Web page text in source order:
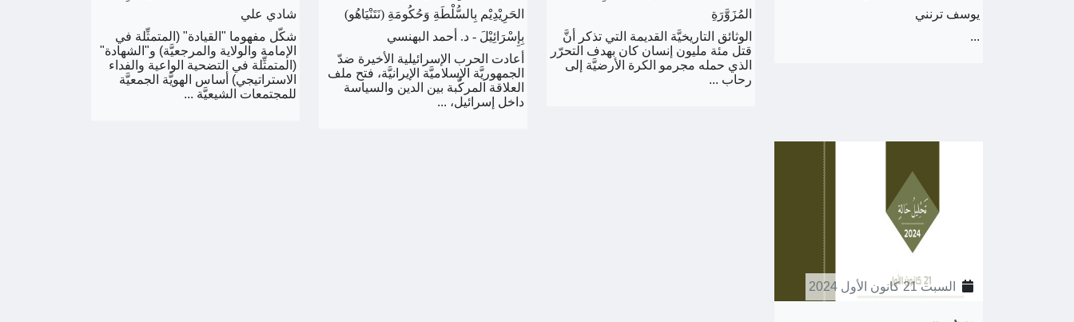
يوسف ترنني
...
المُزَوَّرَةِ
الوثائق التاريخيَّة القديمة التي تذكر أنَّ
قتل مئة مليون إنسان كان بهدف التحرّر
الذي حمله مجرمو الكرة الأرضيَّة إلى
رحاب ...
الحَرِيْدِيْم بِالسُّلْطَةِ وَحُكُومَةِ (نَتَنْيَاهُو)
بِإِسْرَائِيْلَ - د. أحمد البهنسي
أعادت الحرب الإسرائيلية الأخيرة ضدّ
الجمهوريَّة الإسلاميَّة الإيرانيَّة، فتح ملف
العلاقة المركَّبة بين الدين والسياسة
داخل إسرائيل، ...
شادي علي
شكّل مفهوما "القيادة" (المتمثِّلة في
الإمامة والولاية والمرجعيَّة) و"الشهادة"
(المتمثِّلة في التضحية الواعية والفداء
الاستراتيجي) أساس الهويَّة الجمعيَّة
للمجتمعات الشيعيَّة ...
السبت 21 كانون الأول 2024